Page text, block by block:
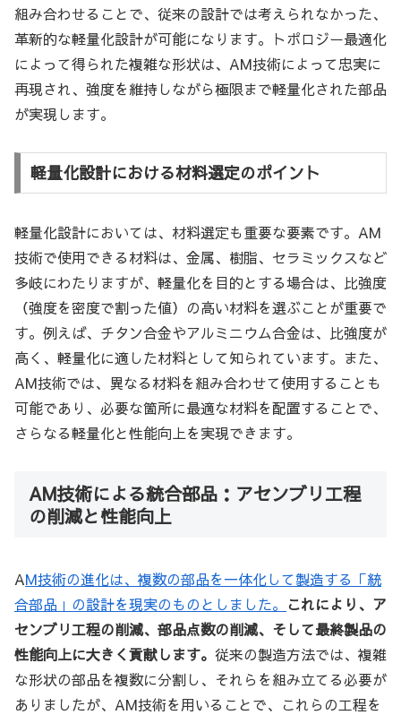
組み合わせることで、従来の設計では考えられなかった、
革新的な軽量化設計が可能になります。トポロジー最適化
によって得られた複雑な形状は、AM技術によって忠実に
再現され、強度を維持しながら極限まで軽量化された部品
が実現します。
軽量化設計における材料選定のポイント
軽量化設計においては、材料選定も重要な要素です。AM
技術で使用できる材料は、金属、樹脂、セラミックスなど
多岐にわたりますが、軽量化を目的とする場合は、比強度
（強度を密度で割った値）の高い材料を選ぶことが重要で
す。例えば、チタン合金やアルミニウム合金は、比強度が
高く、軽量化に適した材料として知られています。また、
AM技術では、異なる材料を組み合わせて使用することも
可能であり、必要な箇所に最適な材料を配置することで、
さらなる軽量化と性能向上を実現できます。
AM技術による統合部品：アセンブリ工程
の削減と性能向上
AM技術の進化は、複数の部品を一体化して製造する「統
合部品」の設計を現実のものとしました。 これにより、ア
センブリ工程の削減、部品点数の削減、そして最終製品の
性能向上に大きく貢献します。 従来の製造方法では、複雑
な形状の部品を複数に分割し、それらを組み立てる必要が
ありましたが、AM技術を用いることで、これらの工程を